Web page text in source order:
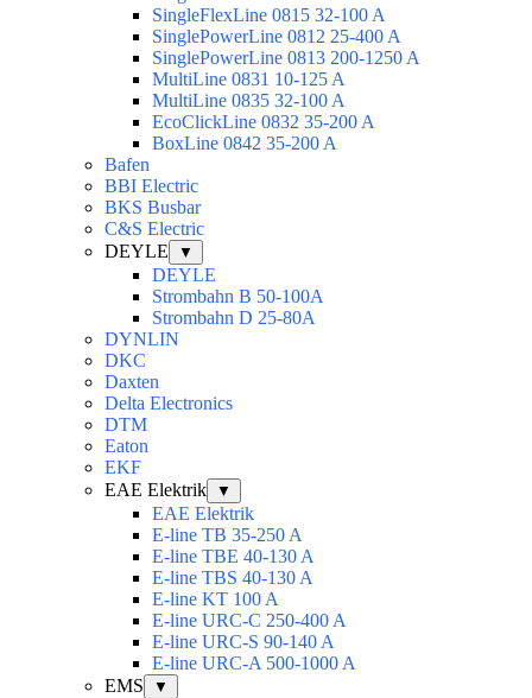
SingleFlexLine 0815 32-100 A
SinglePowerLine 0812 25-400 A
SinglePowerLine 0813 200-1250 A
MultiLine 0831 10-125 A
MultiLine 0835 32-100 A
EcoClickLine 0832 35-200 A
BoxLine 0842 35-200 A
Bafen
BBI Electric
BKS Busbar
C&S Electric
DEYLE
▼
DEYLE
Strombahn B 50-100A
Strombahn D 25-80A
DYNLIN
DKC
Daxten
Delta Electronics
DTM
Eaton
EKF
EAE Elektrik
▼
EAE Elektrik
E-line TB 35-250 A
E-line TBE 40-130 A
E-line TBS 40-130 A
E-line KT 100 A
E-line URC-C 250-400 A
E-line URC-S 90-140 A
E-line URC-A 500-1000 A
EMS
▼